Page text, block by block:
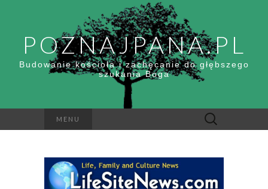
POZNAJPANA.PL
Budowanie kościoła i zachęcanie do głębszego
szukania Boga
MENU Szukaj: